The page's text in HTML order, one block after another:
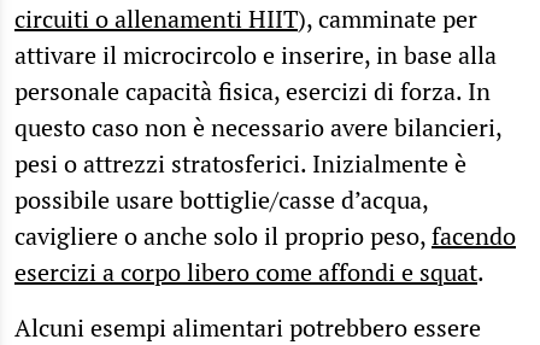
circuiti o allenamenti HIIT), camminate per
attivare il microcircolo e inserire, in base alla
personale capacità fisica, esercizi di forza. In
questo caso non è necessario avere bilancieri,
pesi o attrezzi stratosferici. Inizialmente è
possibile usare bottiglie/casse d’acqua,
cavigliere o anche solo il proprio peso,facendo
esercizi a corpo libero come affondi e squat.
Alcuni esempi alimentari potrebbero essere